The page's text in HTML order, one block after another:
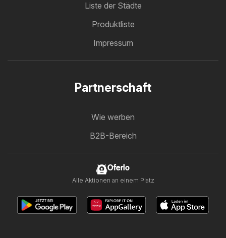
Liste der Städte
Produktliste
Impressum
Partnerschaft
Wie werben
B2B-Bereich
Oferlo
Alle Aktionen an einem Platz